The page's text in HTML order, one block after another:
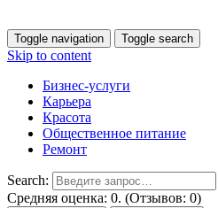
Toggle navigation Toggle search
Skip to content
Бизнес-услуги
Карьера
Красота
Общественное питание
Ремонт
Search:
Средняя оценка: 0. (Отзывов: 0)